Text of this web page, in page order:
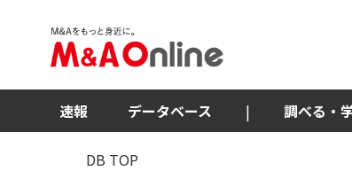
速報 データベース | 調べる・
DB TOP